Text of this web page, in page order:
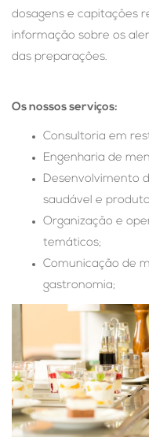
dosagens e capitações
informação sobre os
das preparações.
Os nossos serviços:
Consultoria em
Engenharia de
Desenvolvimento
saudável e
Organização e
temáticos;
Comunicação de
gastronomia;